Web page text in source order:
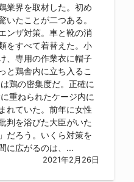
業界を取材した。初め
いたことが二つある。
ンザ対策。車と靴の消
をすべて着替えた。小
、専用の作業衣に帽子
と鶏舎内に立ち入るこ
鶏の密集度だ。正確に
重ねられたケージ内に
れていた。前年に女性
判を浴びた大臣がいた
だろう。いくら対策を
に広がるのは、...
2021年2月26日